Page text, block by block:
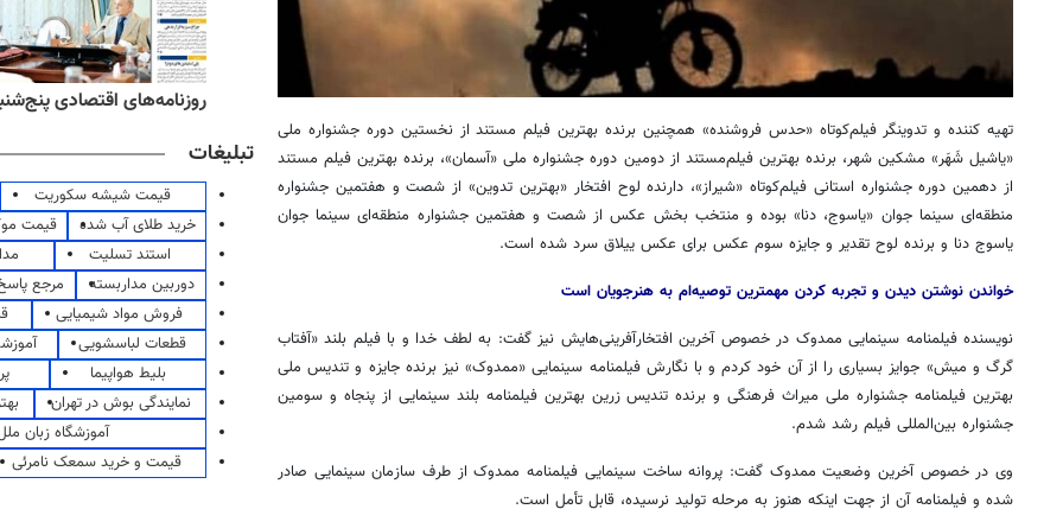
تهیه کننده و تدوینگر فیلم‌کوتاه «حدس فروشنده» همچنین برنده بهترین فیلم مستند از نخستین دوره جشنواره ملی
«یاشیل شَهَر» مشکین شهر، برنده بهترین فیلم‌مستند از دومین دوره جشنواره ملی «آسمان»، برنده بهترین فیلم مستند
از دهمین دوره جشنواره استانی فیلم‌کوتاه «شیراز»، دارنده لوح افتخار «بهترین تدوین» از شصت و هفتمین جشنواره
منطقه‌ای سینما جوان «یاسوج، دنا» بوده و منتخب بخش عکس از شصت و هفتمین جشنواره منطقه‌ای سینما جوان
یاسوج دنا و برنده لوح تقدیر و جایزه سوم عکس برای عکس ییلاق سرد شده است.
خواندن نوشتن دیدن و تجربه کردن مهمترین توصیه‌ام به هنرجویان است
نویسنده فیلمنامه سینمایی ممدوک در خصوص آخرین افتخارآفرینی‌هایش نیز گفت: به لطف خدا و با فیلم بلند «آفتاب
گرگ و میش» جوایز بسیاری را از آن خود کردم و با نگارش فیلمنامه سینمایی «ممدوک» نیز برنده جایزه و تندیس ملی
بهترین فیلمنامه جشنواره ملی میراث فرهنگی و برنده تندیس زرین بهترین فیلمنامه بلند سینمایی از پنجاه و سومین
جشنواره بین‌المللی فیلم رشد شدم.
وی در خصوص آخرین وضعیت ممدوک گفت: پروانه ساخت سینمایی فیلمنامه ممدوکاز طرف سازمان سینمایی صادر
شده و فیلمنامه آن از جهت اینکه هنوز به مرحله تولید نرسیده، قابل تأمل است.
روزنامه‌های اقتصادی چهارشنبه ۱۴ مرداد ۱۴۰۵ روزنامه‌های ورزشی پنج‌شنبه ۱۵ مرداد ۱۴۰۵ روزنامه‌های اقتصادی پنج‌شنبه ۱۵ مرداد
تبلیغات
قیمت شیشه سکوریت
خرید طلای آب شده
قیمت
استند تسلیت
دوربین مداربسته
مرجع
فروش مواد شیمیایی
قطعات لباسشویی
بلیط هواپیما
نمایندگی بوش در تهران
آموزشگاه زبان
قیمت و خرید سمعک نامرئی